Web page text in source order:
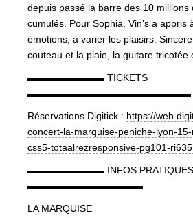
depuis passé la barre des 10 millions
cumulés. Pour Sophia, Vin’s a appris
émotions, à varier les plaisirs.
couteau et la plaie, la guitare tricotée
▬▬▬▬▬▬▬▬ TICKETS
▬▬▬▬▬▬▬▬▬▬▬▬▬▬▬▬▬
Réservations Digitick : https://
concert-la-marquise-peniche-lyon-
css5-totaalrezresponsive-pg101-
▬▬▬▬▬▬▬▬ INFOS PRATIQUES
▬▬▬▬▬▬▬▬▬▬▬▬
LA MARQUISE